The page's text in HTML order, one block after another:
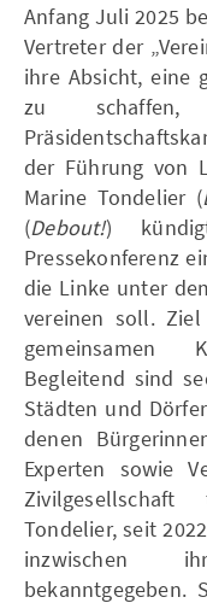
Anfang Juli 2025
Vertreter der
ihre Absicht, eine
zu
der Führung von
Marine Tondelier (
(Debout!)
Pressekonferenz
die Linke unter
vereinen soll.
gemeinsamen
Begleitend sind
Städten und
denen
Experten sowie
Tondelier, seit
inzwischen
bekanntgegeben.